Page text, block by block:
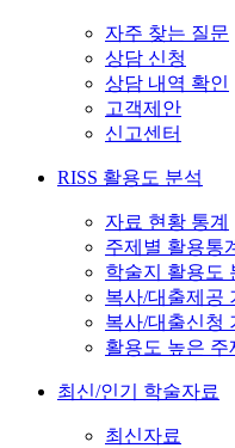
자주 찾는 질문
상담 신청
상담 내역 확인
고객제안
신고센터
RISS 활용도 분석
자료 현황 통계
주제별 활용통
학술지 활용도
복사/대출제공
복사/대출신청
활용도 높은 주
최신/인기 학술자료
최신자료